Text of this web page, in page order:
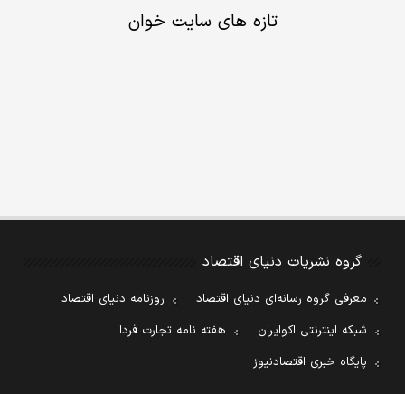
تازه های سایت خوان
گروه نشریات دنیای اقتصاد
معرفی گروه رسانه‌ای دنیای اقتصاد
روزنامه دنیای اقتصاد
شبکه اینترنتی اکوایران
هفته نامه تجارت فردا
پایگاه خبری اقتصادنیوز